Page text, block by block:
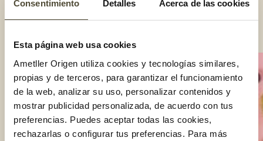
Consentimiento Detalles Acerca de las cookies
Esta página web usa cookies
Ametller Origen utiliza cookies y tecnologías similares,
propias y de terceros, para garantizar el funcionamiento
de la web, analizar su uso, personalizar contenidos y
mostrar publicidad personalizada, de acuerdo con tus
preferencias. Puedes aceptar todas las cookies,
rechazarlas o configurar tus preferencias. Para más
huevos de chocolate u otros elementos decorativos.